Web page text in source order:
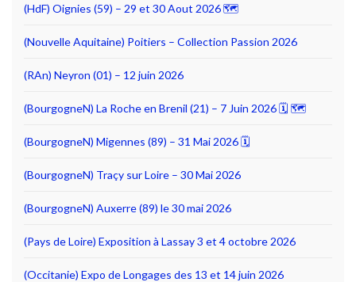
(HdF) Oignies (59) – 29 et 30 Aout 2026 🗺
(Nouvelle Aquitaine) Poitiers – Collection Passion 2026
(RAn) Neyron (01) – 12 juin 2026
(BourgogneN) La Roche en Brenil (21) – 7 Juin 2026 🗓 🗺
(BourgogneN) Migennes (89) – 31 Mai 2026 🗓
(BourgogneN) Traçy sur Loire – 30 Mai 2026
(BourgogneN) Auxerre (89) le 30 mai 2026
(Pays de Loire) Exposition à Lassay 3 et 4 octobre 2026
(Occitanie) Expo de Longages des 13 et 14 juin 2026